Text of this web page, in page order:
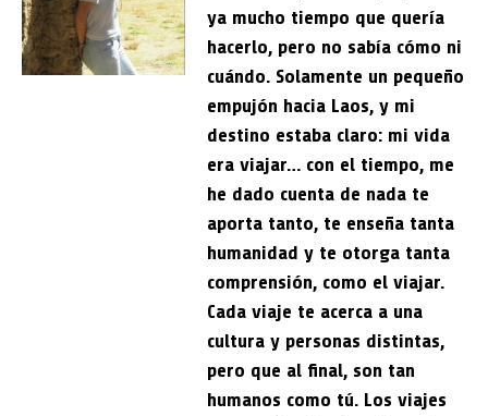
ya mucho tiempo que quería
hacerlo, pero no sabía cómo ni
cuándo. Solamente un pequeño
empujón hacia Laos, y mi
destino estaba claro: mi vida
era viajar… con el tiempo, me
he dado cuenta de nada te
aporta tanto, te enseña tanta
humanidad y te otorga tanta
comprensión, como el viajar.
Cada viaje te acerca a una
cultura y personas distintas,
pero que al final, son tan
humanos como tú. Los viajes